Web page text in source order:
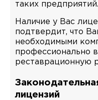
таких предприятий.
Наличие у Вас
подтвердит, что
необходимыми
профессионально
реставрационную
лицензий